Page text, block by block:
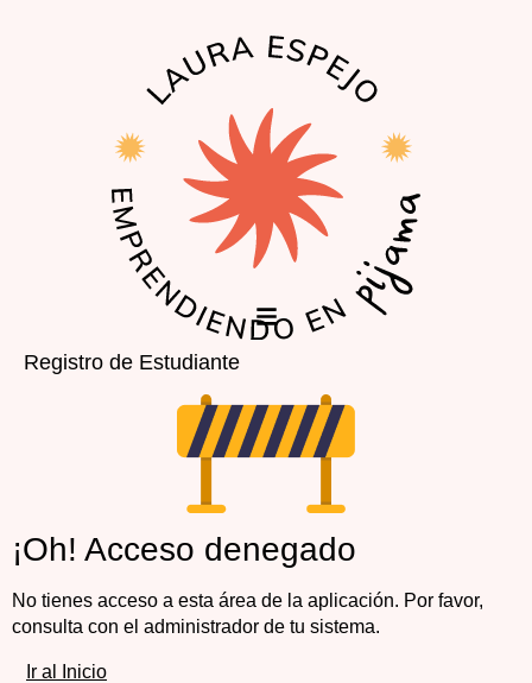
Registro de Estudiante
¡Oh! Acceso denegado
No tienes acceso a esta área de la aplicación. Por favor,
consulta con el administrador de tu sistema.
Ir al Inicio